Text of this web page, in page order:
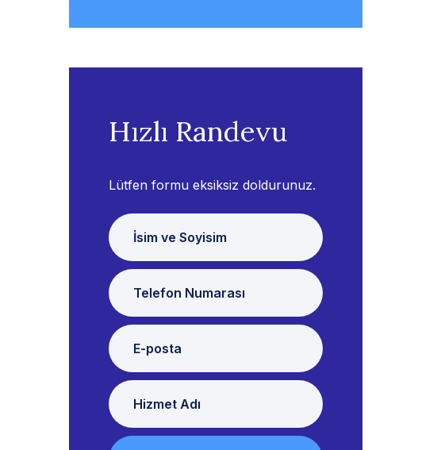
Hızlı Randevu
Lütfen formu eksiksiz doldurunuz.